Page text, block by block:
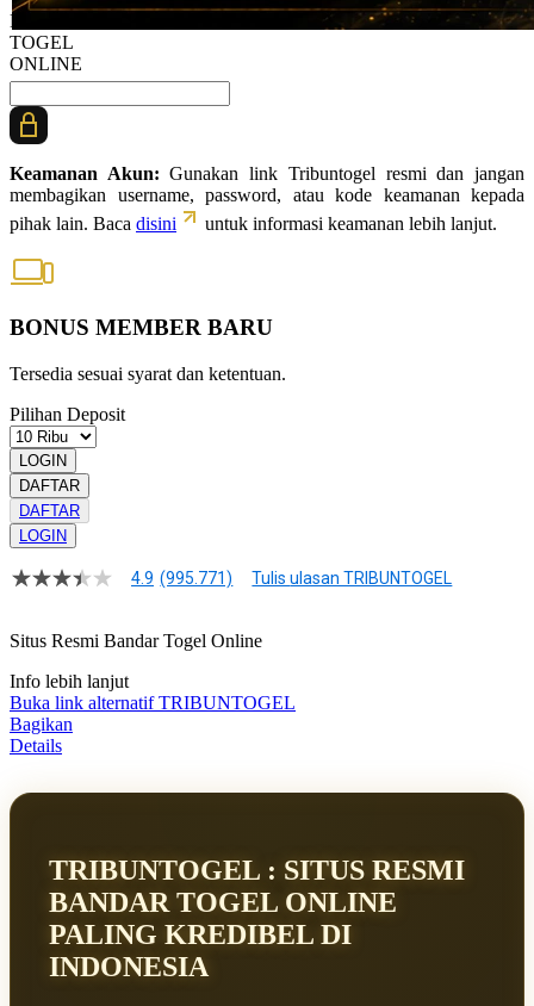
BANDAR
TOGEL
ONLINE
Keamanan Akun: Gunakan link Tribuntogel resmi dan jangan
membagikan username, password, atau kode keamanan kepada
pihak lain. Baca disini untuk informasi keamanan lebih lanjut.
BONUS MEMBER BARU
Tersedia sesuai syarat dan ketentuan.
Pilihan Deposit
LOGIN
DAFTAR
DAFTAR
LOGIN
4.9
bintang,
rating
rata-
rata.
Baca
ulasan
Tautan
4.9 (995.771) Tulis ulasan TRIBUNTOGEL
Situs Resmi Bandar Togel Online
Info lebih lanjut
Buka link alternatif TRIBUNTOGEL
Bagikan
Details
TRIBUNTOGEL : SITUS RESMI
BANDAR TOGEL ONLINE
PALING KREDIBEL DI
INDONESIA